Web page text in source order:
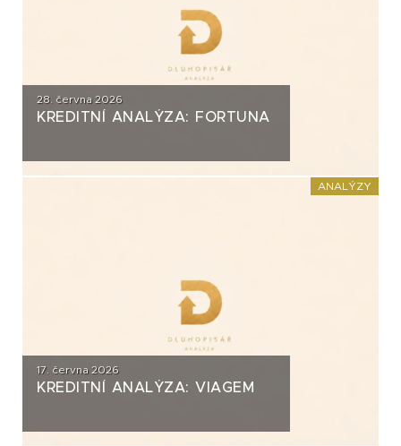
28. června 2026
KREDITNÍ ANALÝZA: FORTUNA
ANALÝZY
17. června 2026
KREDITNÍ ANALÝZA: VIAGEM